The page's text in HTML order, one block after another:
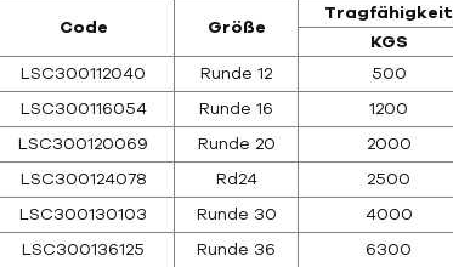
Code Größe
Tragfähigkeit
KGS
LSC300112040
Runde 12 500
LSC300116054
Runde 16 1200
LSC300120069
Runde 20 2000
LSC300124078
Rd24 2500
LSC300130103
Runde 30 4000
LSC300136125
Runde 36 6300